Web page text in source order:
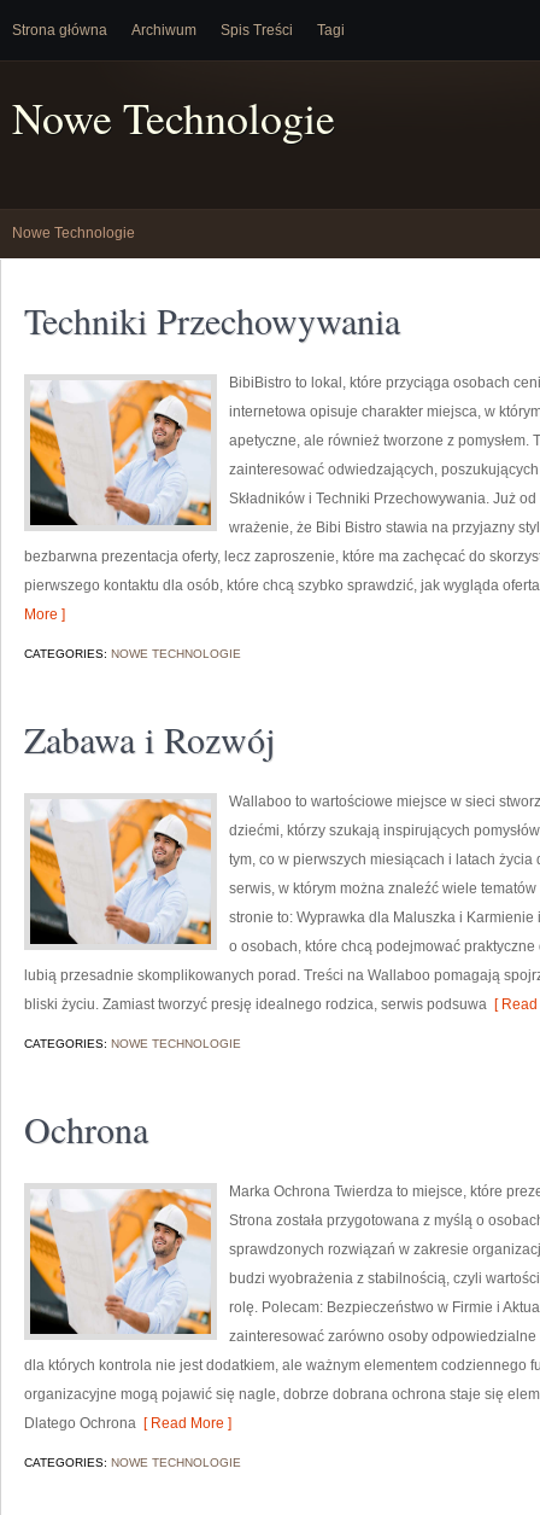
Strona główna Archiwum Spis Treści Tagi
Nowe Technologie
Nowe Technologie
Techniki Przechowywania
BibiBistro to lokal, które przyciąga osobach
internetowa opisuje charakter miejsca, w
apetyczne, ale również tworzone z pomysłem.
zainteresować odwiedzających,
Składników i Techniki Przechowywania. Już
wrażenie, że Bibi Bistro stawia na przyjazny
bezbarwna prezentacja oferty, lecz zaproszenie, które ma zachęcać do
pierwszego kontaktu dla osób, które chcą szybko sprawdzić, jak wygląda
More ]
CATEGORIES: NOWE TECHNOLOGIE
Zabawa i Rozwój
Wallaboo to wartościowe miejsce w sieci
dziećmi, którzy szukają inspirujących
tym, co w pierwszych miesiącach i latach
serwis, w którym można znaleźć wiele
stronie to: Wyprawka dla Maluszka i Karmienie
o osobach, które chcą podejmować
lubią przesadnie skomplikowanych porad. Treści na Wallaboo pomagają
bliski życiu. Zamiast tworzyć presję idealnego rodzica, serwis podsuwa [
CATEGORIES: NOWE TECHNOLOGIE
Ochrona
Marka Ochrona Twierdza to miejsce, które
Strona została przygotowana z myślą o
sprawdzonych rozwiązań w zakresie
budzi wyobrażenia z stabilnością, czyli
rolę. Polecam: Bezpieczeństwo w Firmie i
zainteresować zarówno osoby
dla których kontrola nie jest dodatkiem, ale ważnym elementem codziennego
organizacyjne mogą pojawić się nagle, dobrze dobrana ochrona staje się
Dlatego Ochrona [ Read More ]
CATEGORIES: NOWE TECHNOLOGIE